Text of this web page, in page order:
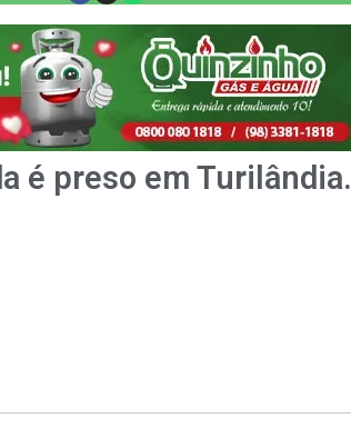
é preso em Turilândia.